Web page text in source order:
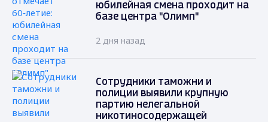
юбилейная смена проходит на
базе центра "Олимп"
2 дня назад
Сотрудники таможни и
полиции выявили крупную
партию нелегальной
никотиносодержащей